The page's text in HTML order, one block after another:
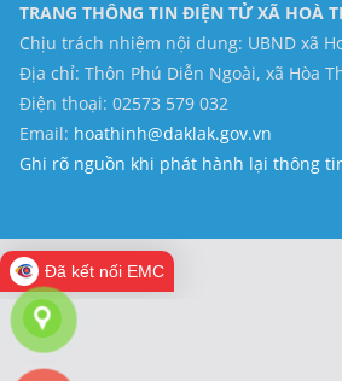
TRANG THÔNG TIN ĐIỆN TỬ XÃ HOÀ
Chịu trách nhiệm nội dung: UBND xã
Địa chỉ: Thôn Phú Diễn Ngoài, xã Hòa
Điện thoại: 02573 579 032
Email: hoathinh@daklak.gov.vn
Ghi rõ nguồn khi phát hành lại thông
Đã kết nối EMC